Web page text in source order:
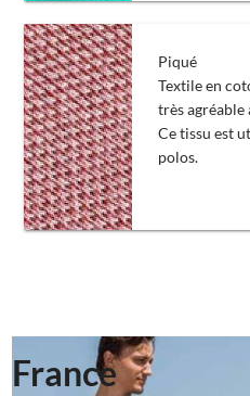
Piqué
Textile en
très agréable
Ce tissu est
polos.
France